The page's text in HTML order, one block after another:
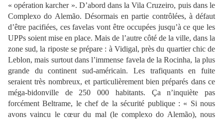
« opération karcher ». D’abord dans la Vila Cruzeiro, puis dans le
Complexo do Alemão. Désormais en partie contrôlées, à défaut
d’être pacifiées, ces favelas vont être occupées jusqu’à ce que les
UPPs soient mise en place. Mais de l’autre côté de la ville, dans la
zone sud, la riposte se prépare : à Vidigal, près du quartier chic de
Leblon, mais surtout dans l’immense favela de la Rocinha, la plus
grande du continent sud-américain. Les trafiquants en fuite
seraient très nombreux, et particulièrement bien préparés dans ce
méga-bidonville de 250 000 habitants. Ça n’inquiète pas
forcément Beltrame, le chef de la sécurité publique : « Si nous
avons vaincu le cœur du mal (le complexo do Alemão), nous